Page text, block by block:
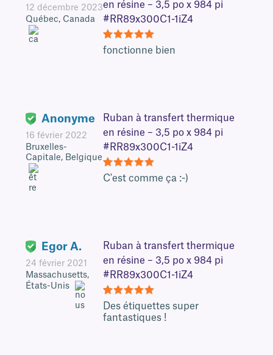
12 décembre 2023
Québec, Canada
en résine – 3,5 po x 984 pi
#RR89x300C1-1iZ4
5
fonctionne bien
Anonyme
16 février 2022
Bruxelles-
Capitale, Belgique
Ruban à transfert thermique
en résine – 3,5 po x 984 pi
#RR89x300C1-1iZ4
5
C'est comme ça :-)
Egor A.
24 février 2021
Massachusetts,
États-Unis
Ruban à transfert thermique
en résine – 3,5 po x 984 pi
#RR89x300C1-1iZ4
5Des étiquettes super
fantastiques !